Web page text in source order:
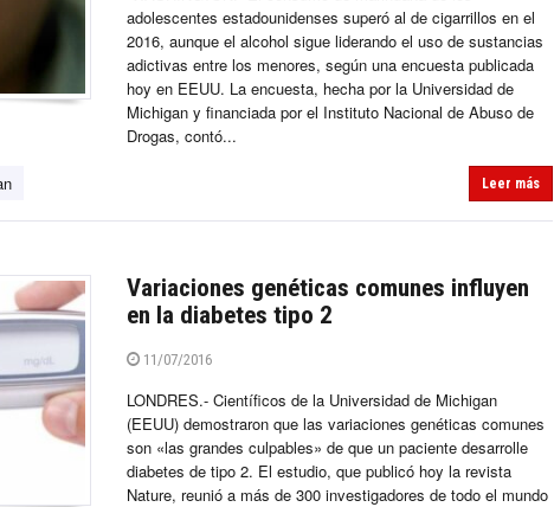
adolescentes estadounidenses superó al de cigarrillos en el
2016, aunque el alcohol sigue liderando el uso de sustancias
adictivas entre los menores, según una encuesta publicada
hoy en EEUU. La encuesta, hecha por la Universidad de
Michigan y financiada por el Instituto Nacional de Abuso de
Drogas, contó...
Leer más
Variaciones genéticas comunes influyen
en la diabetes tipo 2
11/07/2016
LONDRES.- Científicos de la Universidad de Michigan
(EEUU) demostraron que las variaciones genéticas comunes
son «las grandes culpables» de que un paciente desarrolle
diabetes de tipo 2. El estudio, que publicó hoy la revista
Nature, reunió a más de 300 investigadores de todo el mundo